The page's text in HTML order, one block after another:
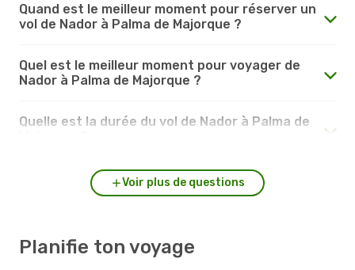
Quand est le meilleur moment pour réserver un
vol de Nador à Palma de Majorque ?
Quel est le meilleur moment pour voyager de
Nador à Palma de Majorque ?
Quelle est la durée du vol de Nador à Palma de
Voir plus de questions
Planifie ton voyage